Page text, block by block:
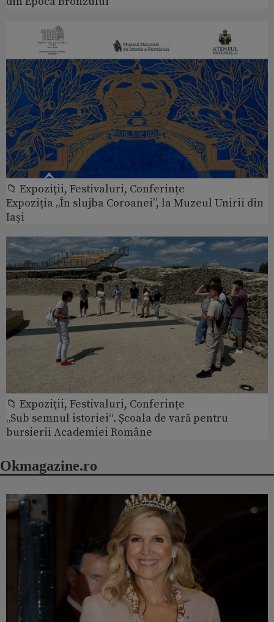
📁 Expoziţii, Festivaluri, Conferințe
Expoziția „În slujba Coroanei”, la Muzeul Unirii din
Iași
📁 Expoziţii, Festivaluri, Conferințe
„Sub semnul istoriei“. Școala de vară pentru
bursierii Academiei Române
Okmagazine.ro